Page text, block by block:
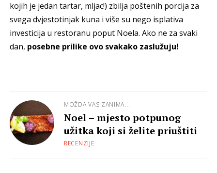
kojih je jedan tartar, mljac!) zbilja poštenih porcija za
svega dvjestotinjak kuna i više su nego isplativa
investicija u restoranu poput Noela. Ako ne za svaki
dan, posebne prilike ovo svakako zaslužuju!
MOŽDA VAS ZANIMA...
Noel – mjesto potpunog
užitka koji si želite priuštiti
RECENZIJE